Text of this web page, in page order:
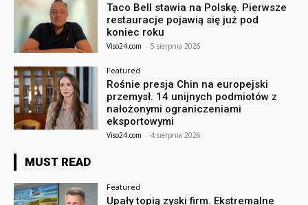
Taco Bell stawia na Polskę. Pierwsze
restauracje pojawią się już pod
koniec roku
Viso24.com - 5 sierpnia 2026
Featured
Rośnie presja Chin na europejski
przemysł. 14 unijnych podmiotów z
nałożonymi ograniczeniami
eksportowymi
Viso24.com - 4 sierpnia 2026
MUST READ
Featured
Upały topią zyski firm. Ekstremalne